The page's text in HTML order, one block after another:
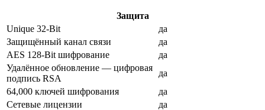
Защита
Unique 32-Bit
да
Защищённый канал связи
да
AES 128-Bit шифрование
да
Удалённое обновление — цифровая
подпись RSA
да
64,000 ключей шифрования
да
Сетевые лицензии
да